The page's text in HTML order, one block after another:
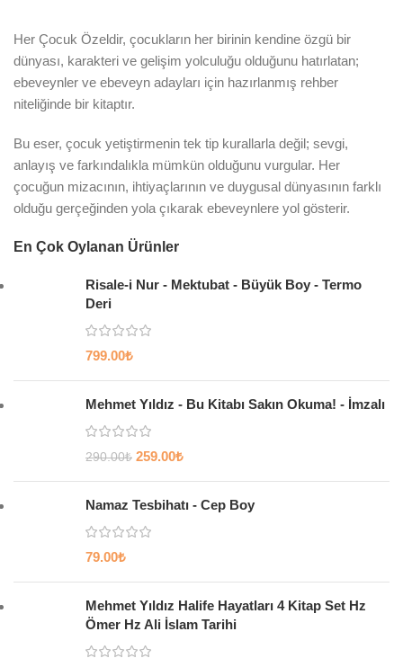
Her Çocuk Özeldir, çocukların her birinin kendine özgü bir
dünyası, karakteri ve gelişim yolculuğu olduğunu hatırlatan;
ebeveynler ve ebeveyn adayları için hazırlanmış rehber
niteliğinde bir kitaptır.
Bu eser, çocuk yetiştirmenin tek tip kurallarla değil; sevgi,
anlayış ve farkındalıkla mümkün olduğunu vurgular. Her
çocuğun mizacının, ihtiyaçlarının ve duygusal dünyasının farklı
olduğu gerçeğinden yola çıkarak ebeveynlere yol gösterir.
En Çok Oylanan Ürünler
Risale-i Nur - Mektubat - Büyük Boy - Termo
Deri
799.00₺
Mehmet Yıldız - Bu Kitabı Sakın Okuma! - İmzalı
290.00₺ 259.00₺
Namaz Tesbihatı - Cep Boy
79.00₺
Mehmet Yıldız Halife Hayatları 4 Kitap Set Hz
Ömer Hz Ali İslam Tarihi